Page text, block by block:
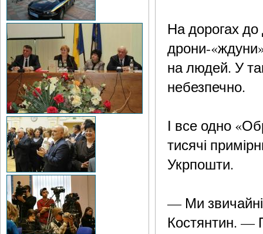
На дорогах
дрони-
на людей. У
небезпечно.
І все одно
тисячі
Укрпошти.
— Ми
Костянтин. —